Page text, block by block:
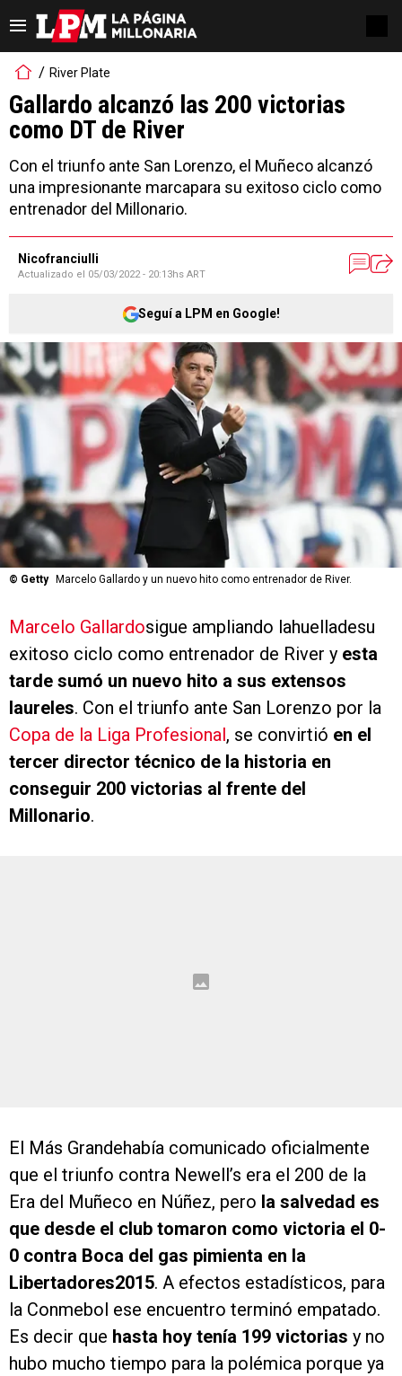
River Plate
Gallardo alcanzó las 200 victorias
como DT de River
Con el triunfo ante San Lorenzo, el Muñeco alcanzó
una impresionante marcapara su exitoso ciclo como
entrenador del Millonario.
Nicofranciulli
Actualizado el 05/03/2022 - 20:13hs ART
Seguí a LPM en Google!
© Getty Marcelo Gallardo y un nuevo hito como entrenador de River.
Marcelo Gallardosigue ampliando lahuelladesu
exitoso ciclo como entrenador de River y esta
tarde sumó un nuevo hito a sus extensos
laureles. Con el triunfo ante San Lorenzo por la
Copa de la Liga Profesional , se convirtió en el
tercer director técnico de la historia en
conseguir 200 victorias al frente del
Millonario.
El Más Grandehabía comunicado oficialmente
que el triunfo contra Newell’s era el 200 de la
Era del Muñeco en Núñez, pero la salvedad es
que desde el club tomaron como victoria el 0-
0 contra Boca del gas pimienta en la
Libertadores2015. A efectos estadísticos, para
la Conmebol ese encuentro terminó empatado.
Es decir que hasta hoy tenía 199 victorias y no
hubo mucho tiempo para la polémica porque ya